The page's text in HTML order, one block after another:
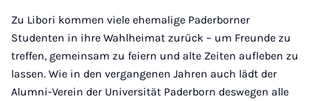
Zu Libori kommen viele ehemalige Paderborner
Studenten in ihre Wahlheimat zurück – um Freunde zu
treffen, gemeinsam zu feiern und alte Zeiten aufleben zu
lassen. Wie in den vergangenen Jahren auch lädt der
Alumni-Verein der Universität Paderborn deswegen alle